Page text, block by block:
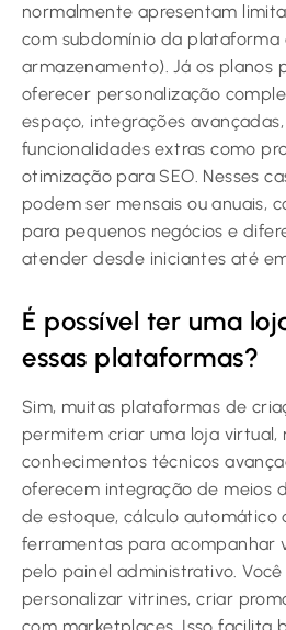
normalmente apresentam
com subdomínio da plataforma
armazenamento). Já os planos
oferecer personalização
espaço, integrações
funcionalidades extras como
otimização para SEO. Nesses
podem ser mensais ou anuais,
para pequenos negócios e
atender desde iniciantes até
É possível ter uma
essas plataformas?
Sim, muitas plataformas de
permitem criar uma loja virtual,
conhecimentos técnicos
oferecem integração de meios
de estoque, cálculo automático
ferramentas para acompanhar
pelo painel administrativo.
personalizar vitrines, criar